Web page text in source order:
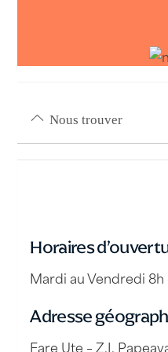
Nous trouver
Horaires
Mardi au Vendredi 8h
Adresse
Fare Ute – Z.I.